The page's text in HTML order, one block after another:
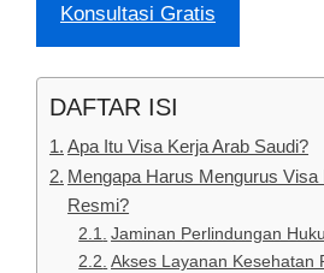
Konsultasi Gratis
DAFTAR ISI
Apa Itu Visa Kerja Arab Saudi?
Mengapa Harus Mengurus Visa
Resmi?
Jaminan Perlindungan
Akses Layanan Kesehatan